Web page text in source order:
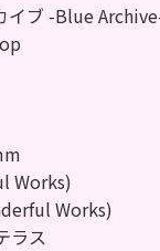
イブ -Blue
Works)
Works)
ラス